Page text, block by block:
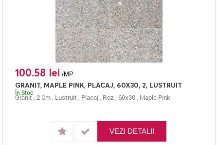
100.58 lei /MP
GRANIT, MAPLE PINK, PLACAJ, 60X30, 2, LUSTRUIT
Granit, 2 Cm, Lustruit , Placaj, Roz , 60x30, Maple Pink
În Stoc
VEZI DETALII